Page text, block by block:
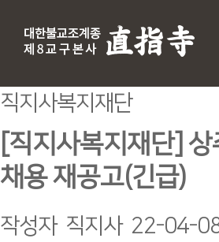
직지사복지재단
[직지사복지재단]
채용 재공고(긴급)
작성자 직지사 22-04-